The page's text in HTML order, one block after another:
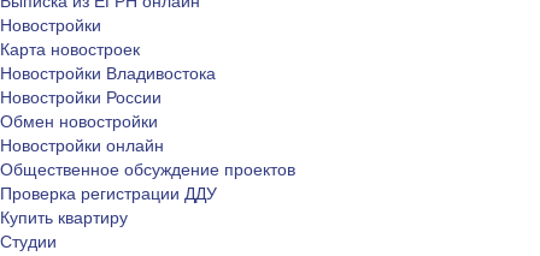
Новостройки
Карта новостроек
Новостройки Владивостока
Новостройки России
Обмен новостройки
Новостройки онлайн
Общественное обсуждение проектов
Проверка регистрации ДДУ
Купить квартиру
Студии